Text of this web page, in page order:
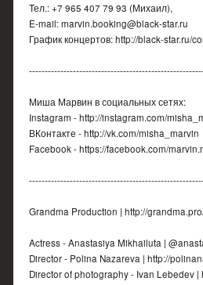
Тел.: +7 965 407 79 93 (Михаил),
E-mail: marvin.booking@black-star.ru
График концертов: http://black-star.ru/
Миша Марвин в социальных сетях:
Instagram - http://instagram.com/
ВКонтакте - http://vk.com/misha_marvin
Facebook - https://facebook.com/
Grandma Production | http://
Actress - Anastasiya Mikhailuta |
Director - Polina Nazareva | http://
Director of photography - Ivan Lebedev |